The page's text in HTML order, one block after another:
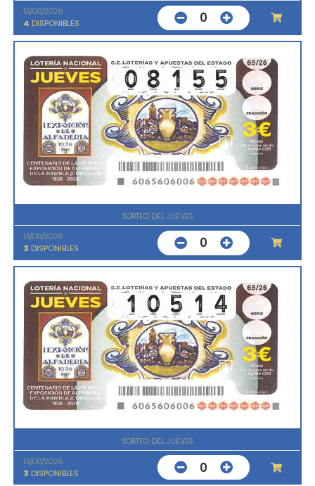
13/08/2026
4 DISPONIBLES 0
SORTEO DEL JUEVES
13/08/2026
3 DISPONIBLES 0
SORTEO DEL JUEVES
13/08/2026
3 DISPONIBLES 0